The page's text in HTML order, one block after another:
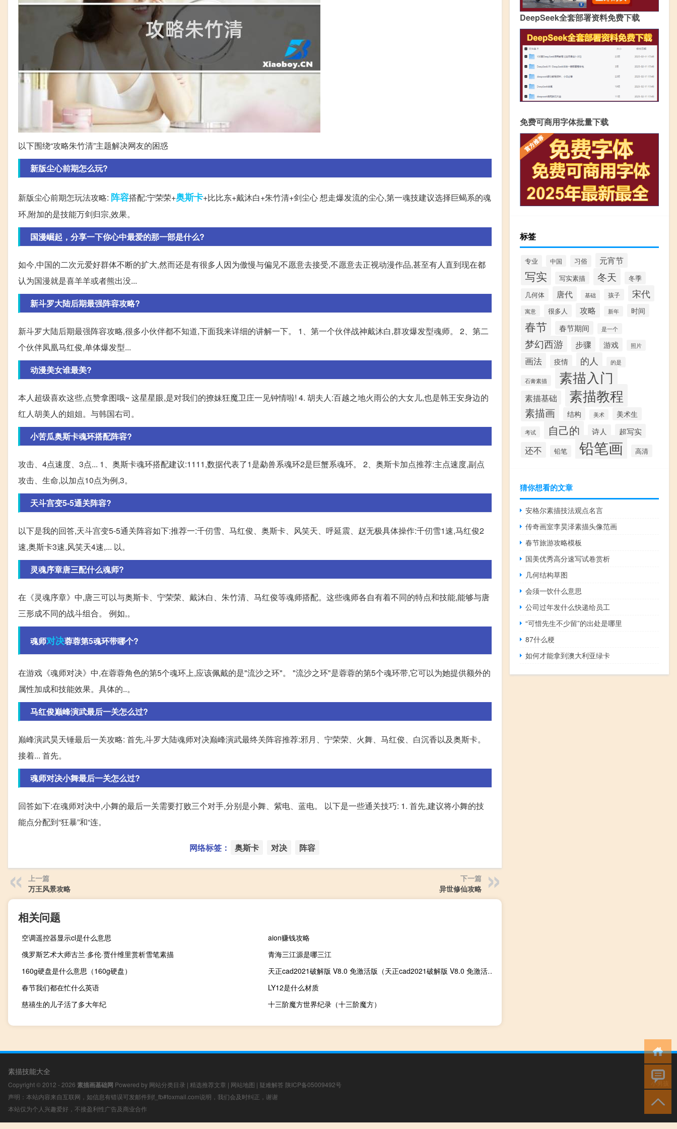
以下围绕“攻略朱竹清”主题解决网友的困惑
新版尘心前期怎么玩?
新版尘心前期怎玩法攻略: 阵容搭配:宁荣荣+奥斯卡+比比东+戴沐白+朱竹清+剑尘心 想走爆发流的尘心,第一魂技建议选择巨蝎系的魂
环,附加的是技能万剑归宗,效果。
国漫崛起，分享一下你心中最爱的那一部是什么?
如今,中国的二次元爱好群体不断的扩大,然而还是有很多人因为傲慢与偏见不愿意去接受,不愿意去正视动漫作品,甚至有人直到现在都
认为国漫就是喜羊羊或者熊出没...
新斗罗大陆后期最强阵容攻略?
新斗罗大陆后期最强阵容攻略,很多小伙伴都不知道,下面我来详细的讲解一下。 1、第一个伙伴战神戴沐白,群攻爆发型魂师。 2、第二
个伙伴凤凰马红俊,单体爆发型...
动漫美女谁最美?
本人超级喜欢这些,点赞拿图哦~ 这星星眼,是对我们的撩妹狂魔卫庄一见钟情啦! 4. 胡夫人:百越之地火雨公的大女儿,也是韩王安身边的
红人胡美人的姐姐。与韩国右司。
小苦瓜奥斯卡魂环搭配阵容?
攻击、4点速度、3点... 1、奥斯卡魂环搭配建议:1111,数据代表了1是勐兽系魂环2是巨蟹系魂环。 2、奥斯卡加点推荐:主点速度,副点
攻击、生命,以加点10点为例,3。
天斗宫变5-5通关阵容?
以下是我的回答,天斗宫变5-5通关阵容如下:推荐一:千仞雪、马红俊、奥斯卡、风笑天、呼延震、赵无极具体操作:千仞雪1速,马红俊2
速,奥斯卡3速,风笑天4速,... 以。
灵魂序章唐三配什么魂师?
在《灵魂序章》中,唐三可以与奥斯卡、宁荣荣、戴沐白、朱竹清、马红俊等魂师搭配。这些魂师各自有着不同的特点和技能,能够与唐
三形成不同的战斗组合。 例如,。
魂师对决蓉蓉第5魂环带哪个?
在游戏《魂师对决》中,在蓉蓉角色的第5个魂环上,应该佩戴的是"流沙之环"。 "流沙之环"是蓉蓉的第5个魂环带,它可以为她提供额外的
属性加成和技能效果。具体的..。
马红俊巅峰演武最后一关怎么过?
巅峰演武昊天锤最后一关攻略: 首先,斗罗大陆魂师对决巅峰演武最终关阵容推荐:邪月、宁荣荣、火舞、马红俊、白沉香以及奥斯卡。
接着... 首先。
魂师对决小舞最后一关怎么过?
回答如下:在魂师对决中,小舞的最后一关需要打败三个对手,分别是小舞、紫电、蓝电。 以下是一些通关技巧: 1. 首先,建议将小舞的技
能点分配到“狂暴”和“连。
网络标签： 奥斯卡 对决 阵容
上一篇
万王风景攻略
下一篇
异世修仙攻略
相关问题
空调遥控器显示cl是什么意思
aion赚钱攻略
俄罗斯艺术大师古兰·多伦·贾什维里赏析雪笔素描
青海三江源是哪三江
160g硬盘是什么意思（160g硬盘）
天正cad2021破解版 V8.0 免激活版（天正cad2021破解版 V8.0 免激活版功能简介）
春节我们都在忙什么英语
LY12是什么材质
慈禧生的儿子活了多大年纪
十三阶魔方世界纪录（十三阶魔方）
DeepSeek全套部署资料免费下载
免费可商用字体批量下载
标签
专业 中国 习俗 元宵节
写实 写实素描 冬天
冬季
几何体
唐代 基础 孩子 宋代
寓意 很多人 攻略 新年 时间
春节 春节期间 是一个
梦幻西游 步骤 游戏 照片
画法 疫情 的人 的是
石膏素描 素描入门
素描基础 素描教程
素描画 结构 美术 美术生
考试 自己的 诗人 超写实
还不 铅笔 铅笔画 高清
猜你想看的文章
安格尔素描技法观点名言
传奇画室李昊泽素描头像范画
春节旅游攻略模板
国美优秀高分速写试卷赏析
几何结构草图
会须一饮什么意思
公司过年发什么快递给员工
“可惜先生不少留”的出处是哪里
87什么梗
如何才能拿到澳大利亚绿卡
素描技能大全
Copyright © 2012 - 2026 素描画基础网 Powered by 网站分类目录 | 精选推荐文章 | 网站地图 | 疑难解答 陕ICP备05009492号
声明：本站内容来自互联网，如信息有错误可发邮件到f_fb#foxmail.com说明，我们会及时纠正，谢谢
本站仅为个人兴趣爱好，不接盈利性广告及商业合作
小男孩